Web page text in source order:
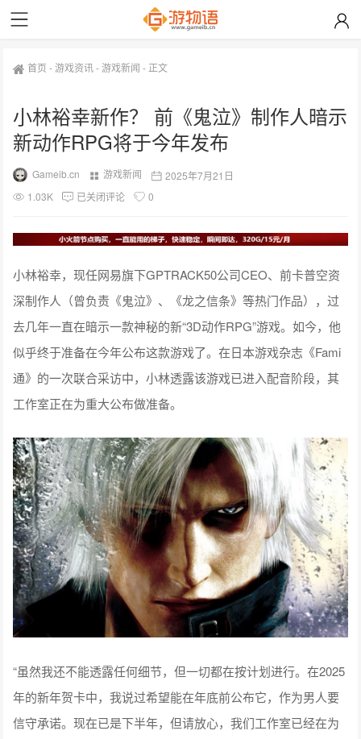
首页 -游戏资讯-游戏新闻 - 正文
小林裕幸新作？ 前《鬼泣》制作人暗示
新动作RPG将于今年发布
Gameib.cn 游戏新闻
2025年7月21日
1.03K
已关闭评论 0
小林裕幸，现任网易旗下GPTRACK50公司CEO、前卡普空资
深制作人（曾负责《鬼泣》、《龙之信条》等热门作品），过
去几年一直在暗示一款神秘的新“3D动作RPG”游戏。如今，他
似乎终于准备在今年公布这款游戏了。在日本游戏杂志《Fami
通》的一次联合采访中，小林透露该游戏已进入配音阶段，其
工作室正在为重大公布做准备。
“虽然我还不能透露任何细节，但一切都在按计划进行。在2025
年的新年贺卡中，我说过希望能在年底前公布它，作为男人要
信守承诺。现在已是下半年，但请放心，我们工作室已经在为